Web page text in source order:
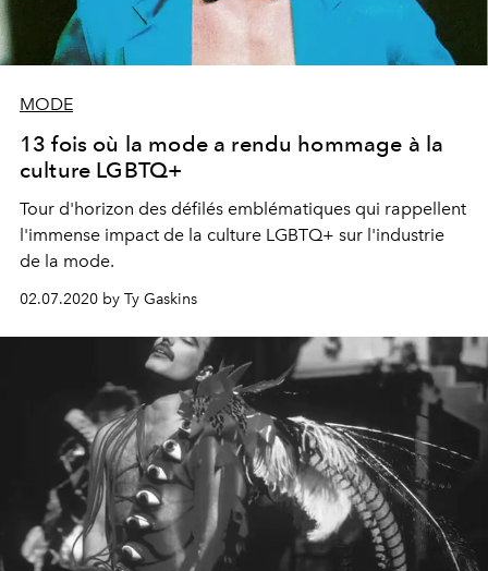
MODE
13 fois où la mode a rendu hommage à la
culture LGBTQ+
Tour d'horizon des défilés emblématiques qui rappellent
l'immense impact de la culture LGBTQ+ sur l'industrie
de la mode.
02.07.2020 by Ty Gaskins